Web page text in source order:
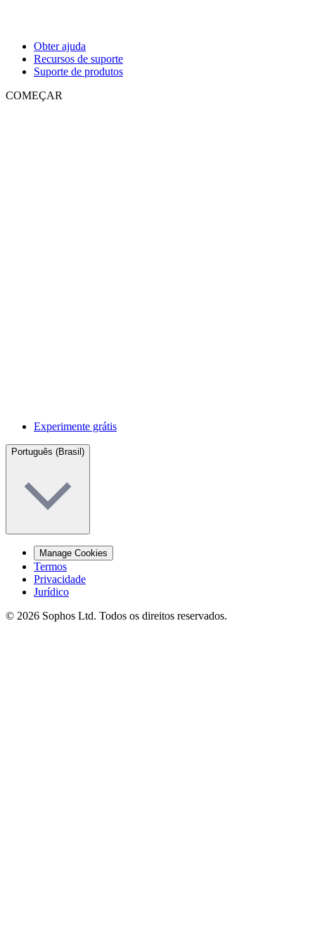
Obter ajuda
Recursos de suporte
Suporte de produtos
COMEÇAR
Experimente grátis
Português (Brasil)
Manage Cookies
Termos
Privacidade
Jurídico
© 2026 Sophos Ltd. Todos os direitos reservados.